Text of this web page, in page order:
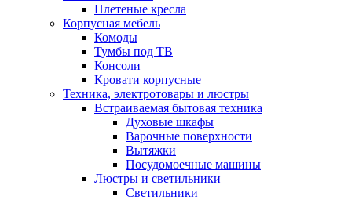
Плетеные кресла
Корпусная мебель
Комоды
Тумбы под ТВ
Консоли
Кровати корпусные
Техника, электротовары и люстры
Встраиваемая бытовая техника
Духовые шкафы
Варочные поверхности
Вытяжки
Посудомоечные машины
Люстры и светильники
Светильники